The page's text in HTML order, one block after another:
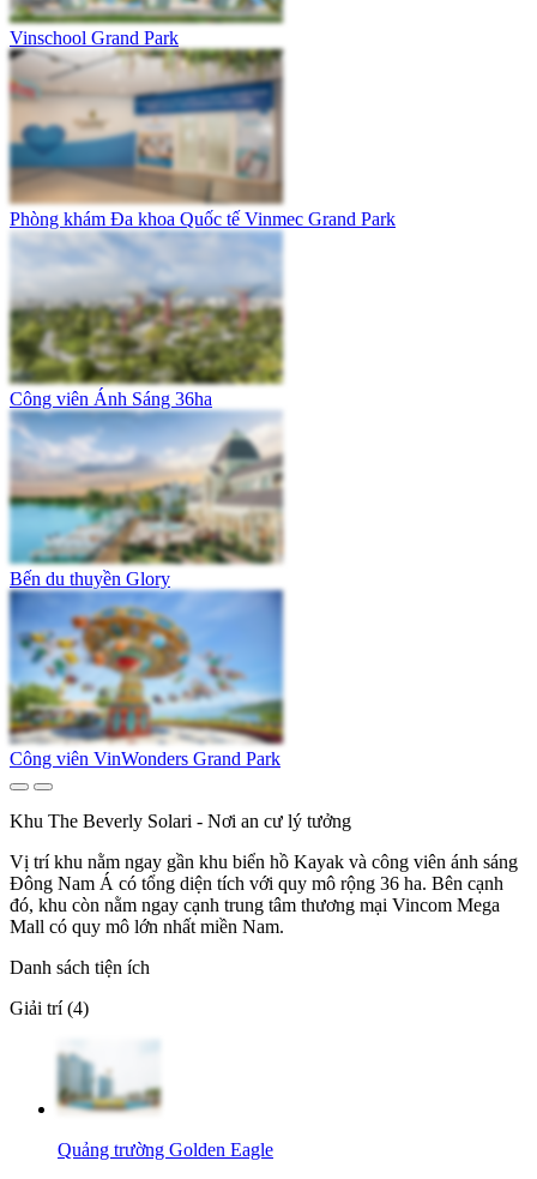
Vinschool Grand Park
Phòng khám Đa khoa Quốc tế Vinmec Grand Park
Công viên Ánh Sáng 36ha
Bến du thuyền Glory
Công viên VinWonders Grand Park
Khu The Beverly Solari - Nơi an cư lý tưởng
Vị trí khu nằm ngay gần khu biển hồ Kayak và công viên ánh sáng
Đông Nam Á có tổng diện tích với quy mô rộng 36 ha. Bên cạnh
đó, khu còn nằm ngay cạnh trung tâm thương mại Vincom Mega
Mall có quy mô lớn nhất miền Nam.
Danh sách tiện ích
Giải trí (4)
Quảng trường Golden Eagle